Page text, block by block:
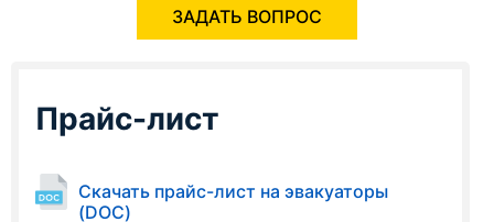
ЗАДАТЬ ВОПРОС
Прайс-лист
Скачать прайс-лист на эвакуаторы
(DOC)